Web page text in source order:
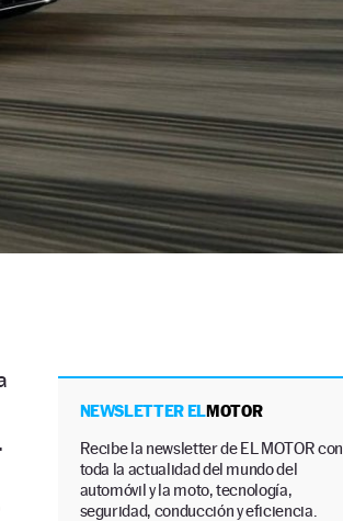
NEWSLETTER ELMOTOR
Recibe la newsletter de EL MOTOR con
toda la actualidad del mundo del
automóvil y la moto, tecnología,
seguridad, conducción y eficiencia.